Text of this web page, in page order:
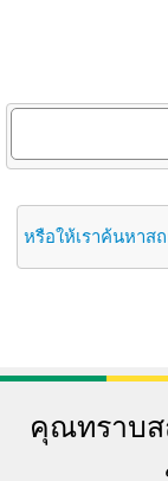
หรือให้เราค้นหา
คุณทราบ